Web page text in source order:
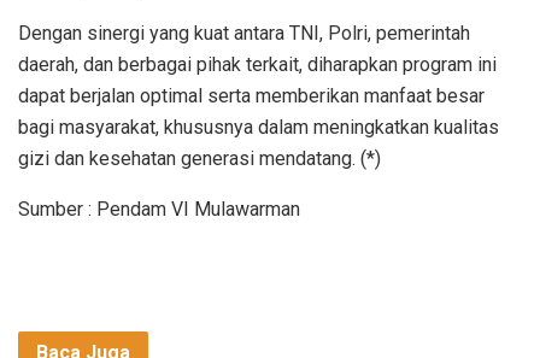
Dengan sinergi yang kuat antara TNI, Polri, pemerintah
daerah, dan berbagai pihak terkait, diharapkan program ini
dapat berjalan optimal serta memberikan manfaat besar
bagi masyarakat, khususnya dalam meningkatkan kualitas
gizi dan kesehatan generasi mendatang. (*)
Sumber : Pendam VI Mulawarman
Baca Juga